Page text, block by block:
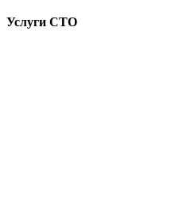
Услуги СТО